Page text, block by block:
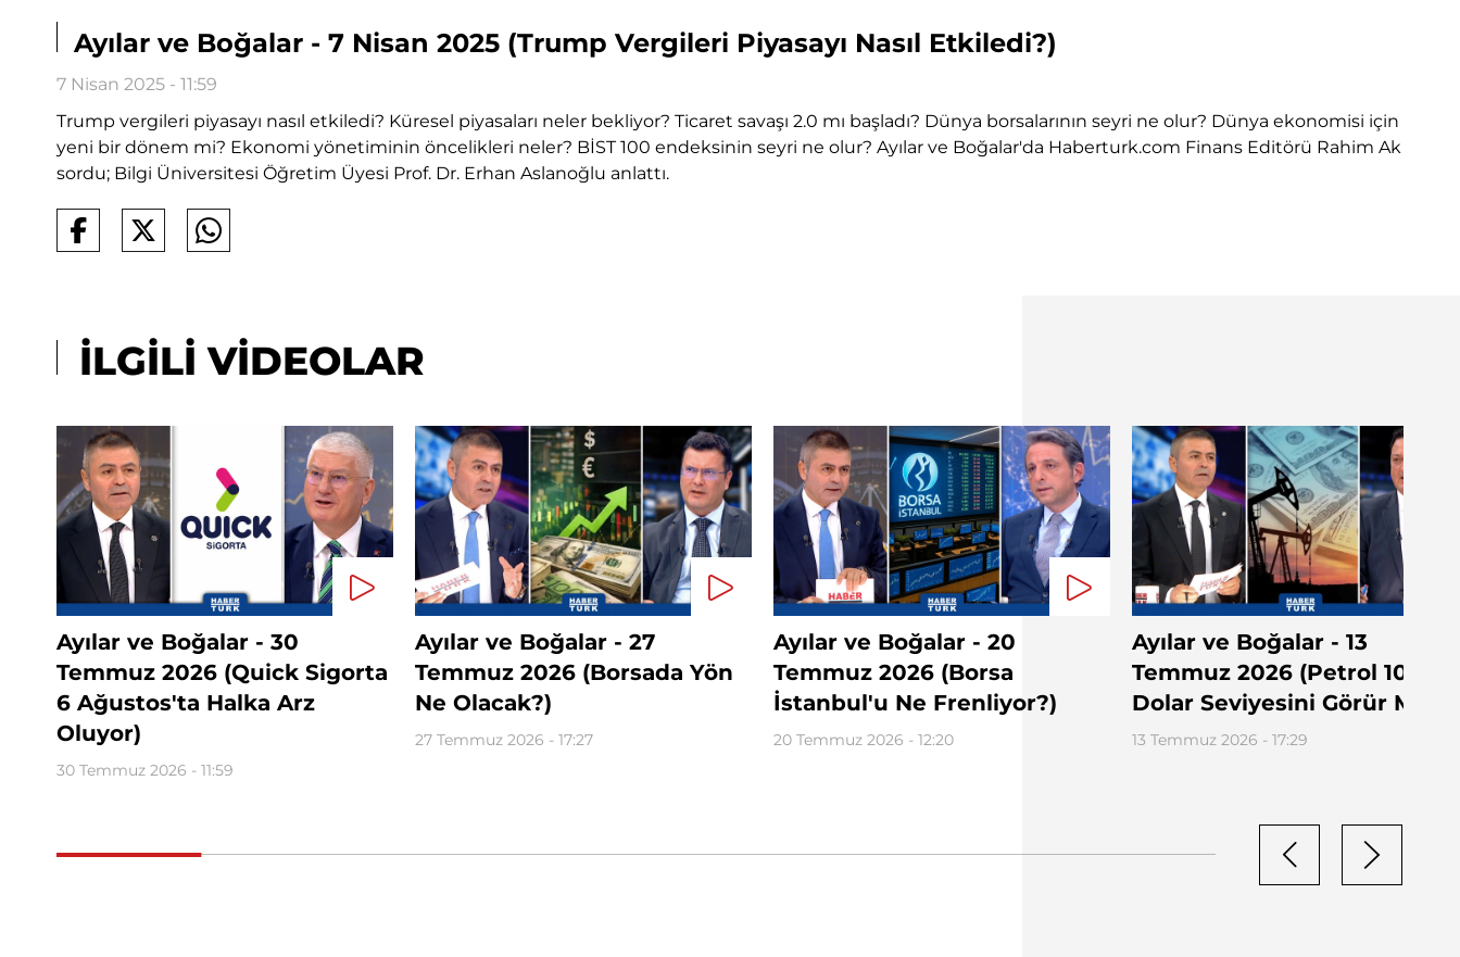
Ayılar ve Boğalar - 7 Nisan 2025 (Trump Vergileri Piyasayı Nasıl Etkiledi?)
7 Nisan 2025 - 11:59
Trump vergileri piyasayı nasıl etkiledi? Küresel piyasaları neler bekliyor? Ticaret savaşı 2.0 mı başladı? Dünya borsalarının seyri ne olur? Dünya ekonomisi için
yeni bir dönem mi? Ekonomi yönetiminin öncelikleri neler? BİST 100 endeksinin seyri ne olur? Ayılar ve Boğalar'da Haberturk.com Finans Editörü Rahim Ak
sordu; Bilgi Üniversitesi Öğretim Üyesi Prof. Dr. Erhan Aslanoğlu anlattı.
İLGİLİ VİDEOLAR
Ayılar ve Boğalar - 30
Temmuz 2026 (Quick Sigorta
6 Ağustos'ta Halka Arz
Oluyor)
30 Temmuz 2026 - 11:59
Ayılar ve Boğalar - 27
Temmuz 2026 (Borsada Yön
Ne Olacak?)
27 Temmuz 2026 - 17:27
Ayılar ve Boğalar - 20
Temmuz 2026 (Borsa
İstanbul'u Ne Frenliyor?)
20 Temmuz 2026 - 12:20
Ayılar ve Boğalar - 13
Temmuz 2026 (Petrol 100
Dolar Seviyesini Görür Mü?)
13 Temmuz 2026 - 17:29